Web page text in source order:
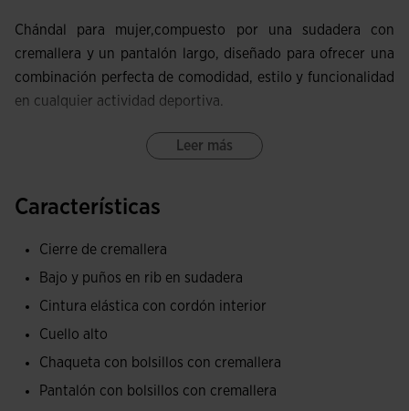
Chándal para mujer,compuesto por una sudadera con
cremallera y un pantalón largo, diseñado para ofrecer una
combinación perfecta de comodidad, estilo y funcionalidad
en cualquier actividad deportiva.
La sudadera presenta rib en los puños y en el bajo, lo que
segura mientras entrenas. Su cremallera completa con
sublimado en las mangas añade un toque moderno y
distintivo.
ajuste con una cinturilla elástica y cordones, lo que permite
un ajuste personalizado y seguro. Además, los bolsillos con
Leer más
Características
Cierre de cremallera
Bajo y puños en rib en sudadera
Cintura elástica con cordón interior
Cuello alto
Chaqueta con bolsillos con cremallera
Pantalón con bolsillos con cremallera